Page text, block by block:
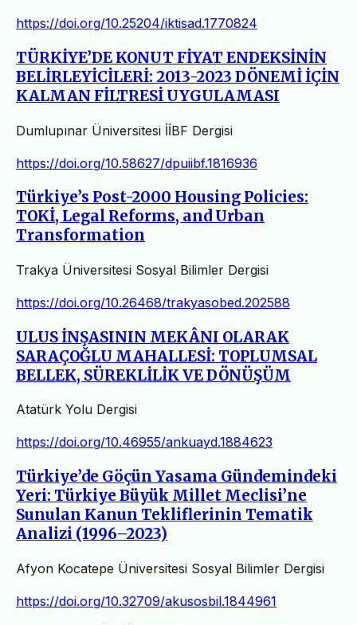
https://doi.org/10.25204/iktisad.1770824
TÜRKİYE’DE KONUT FİYAT ENDEKSİNİN
BELİRLEYİCİLERİ: 2013-2023 DÖNEMİ İÇİN
KALMAN FİLTRESİ UYGULAMASI
Dumlupınar Üniversitesi İİBF Dergisi
https://doi.org/10.58627/dpuiibf.1816936
Türkiye’s Post-2000 Housing Policies:
TOKİ, Legal Reforms, and Urban
Transformation
Trakya Üniversitesi Sosyal Bilimler Dergisi
https://doi.org/10.26468/trakyasobed.202588
ULUS İNŞASININ MEKÂNI OLARAK
SARAÇOĞLU MAHALLESİ: TOPLUMSAL
BELLEK, SÜREKLİLİK VE DÖNÜŞÜM
Atatürk Yolu Dergisi
https://doi.org/10.46955/ankuayd.1884623
Türkiye’de Göçün Yasama Gündemindeki
Yeri: Türkiye Büyük Millet Meclisi’ne
Sunulan Kanun Tekliflerinin Tematik
Analizi (1996–2023)
Afyon Kocatepe Üniversitesi Sosyal Bilimler Dergisi
https://doi.org/10.32709/akusosbil.1844961